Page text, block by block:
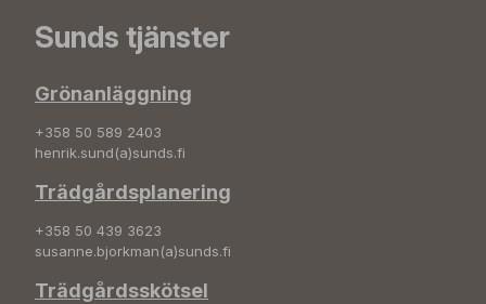
Sunds tjänster
Grönanläggning
+358 50 589 2403
henrik.sund(a)sunds.fi
Trädgårdsplanering
+358 50 439 3623
susanne.bjorkman(a)sunds.fi
Trädgårdsskötsel